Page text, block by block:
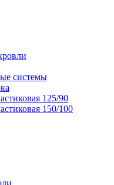
системы
125/90
150/100